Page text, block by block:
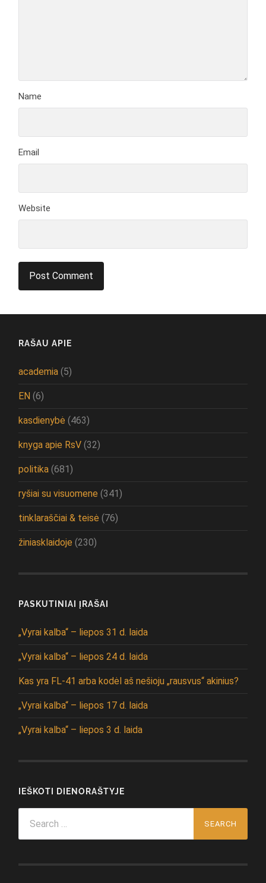
Name
Email
Website
RAŠAU APIE
academia (5)
EN (6)
kasdienybė (463)
knyga apie RsV (32)
politika (681)
ryšiai su visuomene (341)
tinklaraščiai & teisė (76)
žiniasklaidoje (230)
PASKUTINIAI ĮRAŠAI
„Vyrai kalba“ – liepos 31 d. laida
„Vyrai kalba“ – liepos 24 d. laida
Kas yra FL-41 arba kodėl aš nešioju „rausvus“ akinius?
„Vyrai kalba“ – liepos 17 d. laida
„Vyrai kalba“ – liepos 3 d. laida
IEŠKOTI DIENORAŠTYJE
for: